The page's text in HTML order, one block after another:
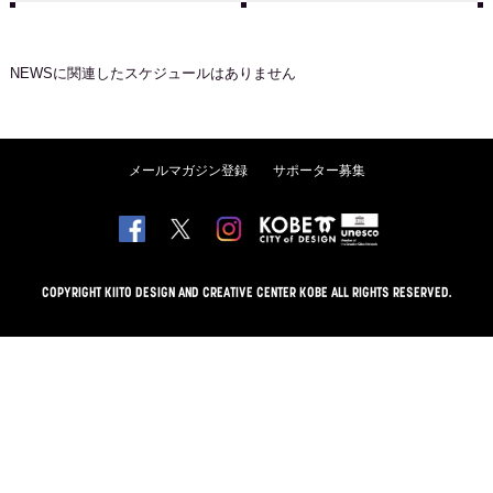
NEWSに関連したスケジュールはありません
メールマガジン登録 サポーター募集
COPYRIGHT KIITO DESIGN AND CREATIVE CENTER KOBE ALL RIGHTS RESERVED.